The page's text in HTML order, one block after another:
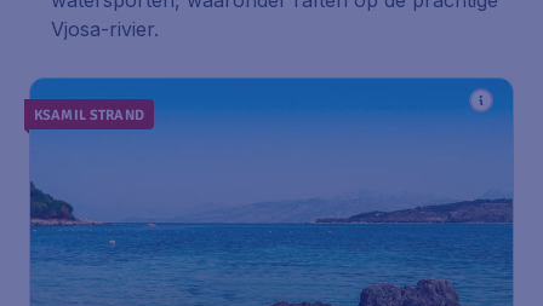
Vjosa-rivier.
KSAMIL STRAND